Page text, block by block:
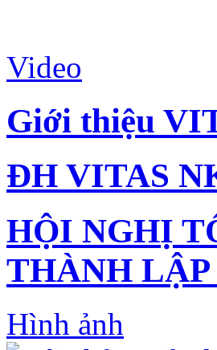
Video
Giới thiệu
ĐH VITAS
HỘI NGHỊ
THÀNH LẬP
Hình ảnh